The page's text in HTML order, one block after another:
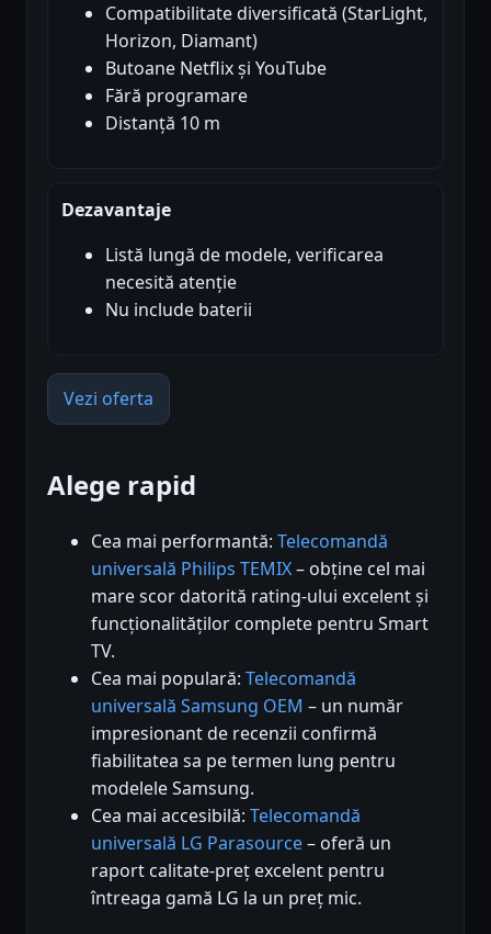
Compatibilitate diversificată (StarLight,
Horizon, Diamant)
Butoane Netflix și YouTube
Fără programare
Distanță 10 m
Dezavantaje
Listă lungă de modele, verificarea
necesită atenție
Nu include baterii
Vezi oferta
Alege rapid
Cea mai performantă: Telecomandă
universală Philips TEMIX– obține cel mai
mare scor datorită rating-ului excelent și
funcționalităților complete pentru Smart
TV.
Cea mai populară: Telecomandă
universală Samsung OEM – un număr
impresionant de recenzii confirmă
fiabilitatea sa pe termen lung pentru
modelele Samsung.
Cea mai accesibilă: Telecomandă
universală LG Parasource– oferă un
raport calitate-preț excelent pentru
întreaga gamă LG la un preț mic.